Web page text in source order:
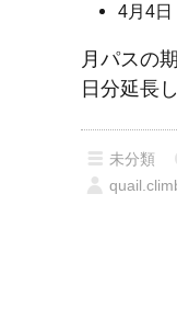
4月4日
月パスの
日分延長
未分類